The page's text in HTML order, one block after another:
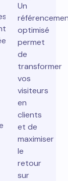
Un
optimisé
permet
de
transformer
vos
visiteurs
en
clients
et de
maximiser
le
retour
sur